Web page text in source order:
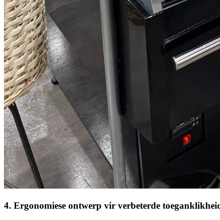
4. Ergonomiese ontwerp vir verbeterde